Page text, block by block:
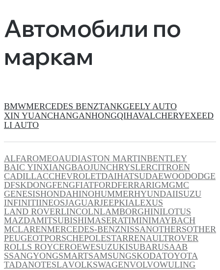
Автомобили по
маркам
BMWMERCEDES BENZTANKGEELY AUTO
XIN YUANCHANGANHONGQIHAVALCHERYEXEED
LI AUTO
ALFAROMEOAUDIASTON MARTINBENTLEY
BAIC YINXIANGBAOJUNCHRYSLERCITROEN
CADILLACCHEVROLETDAIHATSUDAEWOODODGE
DFSKDONGFENGFIATFORDFERRARIGMGMC
GENESISHONDAHINOHUMMERHYUNDAIISUZU
INFINITIINEOSJAGUARJEEPKIALEXUS
LAND ROVERLINCOLNLAMBORGHINILOTUS
MAZDAMITSUBISHIMASERATIMINIMAYBACH
MCLARENMERCEDES-BENZNISSANOTHERSOTHER
PEUGEOTPORSCHEPOLESTARRENAULTROVER
ROLLS ROYCEROEWESUZUKISUBARUSAAB
SSANGYONGSMARTSAMSUNGSKODATOYOTA
TADANOTESLAVOLKSWAGENVOLVOWULING